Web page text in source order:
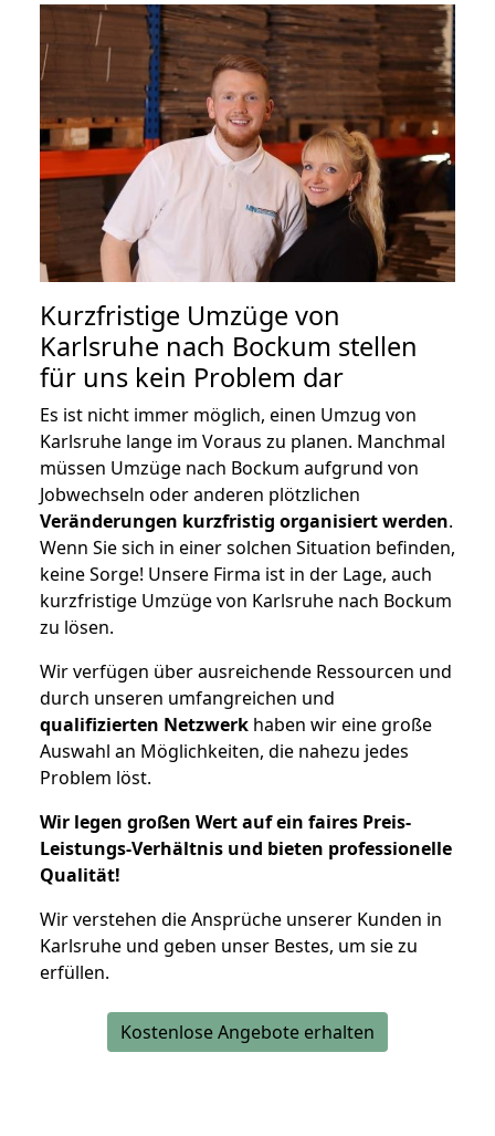
Kurzfristige Umzüge von
Karlsruhe nach Bockum stellen
für uns kein Problem dar
Es ist nicht immer möglich, einen Umzug von
Karlsruhe lange im Voraus zu planen. Manchmal
müssen Umzüge nach Bockum aufgrund von
Jobwechseln oder anderen plötzlichen
Veränderungen kurzfristig organisiert werden.
Wenn Sie sich in einer solchen Situation befinden,
keine Sorge! Unsere Firma ist in der Lage, auch
kurzfristige Umzüge von Karlsruhe nach Bockum
zu lösen.
Wir verfügen über ausreichende Ressourcen und
durch unseren umfangreichen und
qualifizierten Netzwerk haben wir eine große
Auswahl an Möglichkeiten, die nahezu jedes
Problem löst.
Wir legen großen Wert auf ein faires Preis-
Leistungs-Verhältnis und bieten professionelle
Qualität!
Wir verstehen die Ansprüche unserer Kunden in
Karlsruhe und geben unser Bestes, um sie zu
erfüllen.
Kostenlose Angebote erhalten